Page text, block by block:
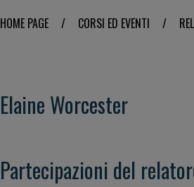
HOME PAGE / CORSI ED EVENTI /
Elaine Worcester
Partecipazioni del